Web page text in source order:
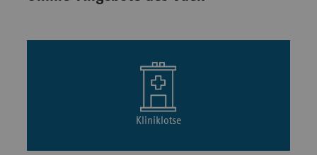
Kliniklotse